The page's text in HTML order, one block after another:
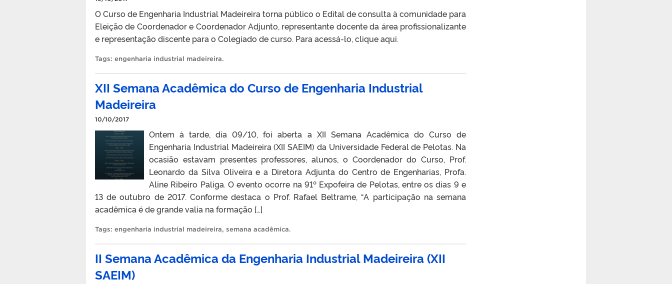
O Curso de Engenharia Industrial Madeireira torna público o Edital de consulta à comunidade para
Eleição de Coordenador e Coordenador Adjunto, representante docente da área profissionalizante
e representação discente para o Colegiado de curso. Para acessá-lo, clique aqui.
Tags: engenharia industrial madeireira.
XII Semana Acadêmica do Curso de Engenharia Industrial
Madeireira
10/10/2017
Ontem à tarde, dia 09/10, foi aberta a XII Semana Acadêmica do Curso de
Engenharia Industrial Madeireira (XII SAEIM) da Universidade Federal de Pelotas. Na
ocasião estavam presentes professores, alunos, o Coordenador do Curso, Prof.
Leonardo da Silva Oliveira e a Diretora Adjunta do Centro de Engenharias, Profa.
Aline Ribeiro Paliga. O evento ocorre na 91º Expofeira de Pelotas, entre os dias 9 e
13 de outubro de 2017. Conforme destaca o Prof. Rafael Beltrame, “A participação na semana
acadêmica é de grande valia na formação […]
Tags: engenharia industrial madeireira, semana acadêmica.
II Semana Acadêmica da Engenharia Industrial Madeireira (XII
SAEIM)